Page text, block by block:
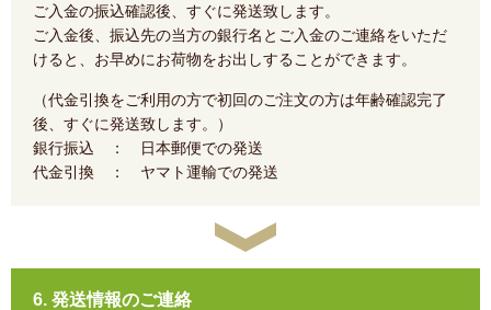
ご入金の振込確認後、すぐに発送致します。
ご入金後、振込先の当方の銀行名とご入金のご連絡をいただ
けると、お早めにお荷物をお出しすることができます。
（代金引換をご利用の方で初回のご注文の方は年齢確認完了
後、すぐに発送致します。）
銀行振込 ： 日本郵便での発送
代金引換 ： ヤマト運輸での発送
6. 発送情報のご連絡